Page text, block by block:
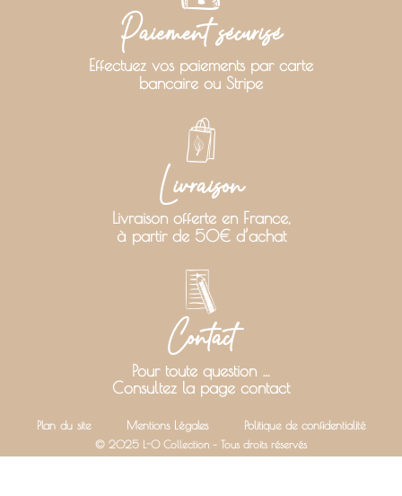
Paiement sécurisé
Effectuez vos paiements par carte
bancaire ou Stripe
Livraison
Livraison offerte en France,
à partir de 50€ d’achat
Contact
Pour toute question …
Consultez la page contact
Plan du site Mentions Légales Politique de confidentialité
© 2025 L-O Collection – Tous droits réservés